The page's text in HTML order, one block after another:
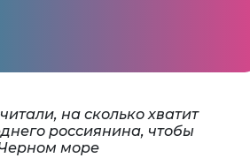
на сколько хватит
россиянина, чтобы
море